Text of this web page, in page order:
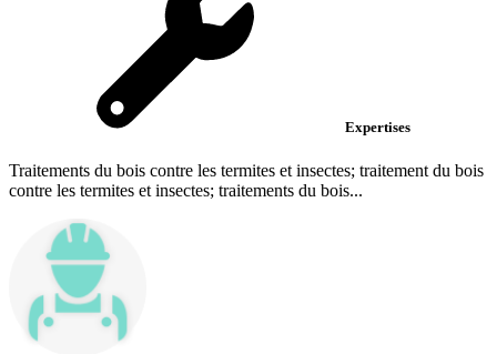
Expertises
Traitements du bois contre les termites et insectes; traitement du bois
contre les termites et insectes; traitements du bois...